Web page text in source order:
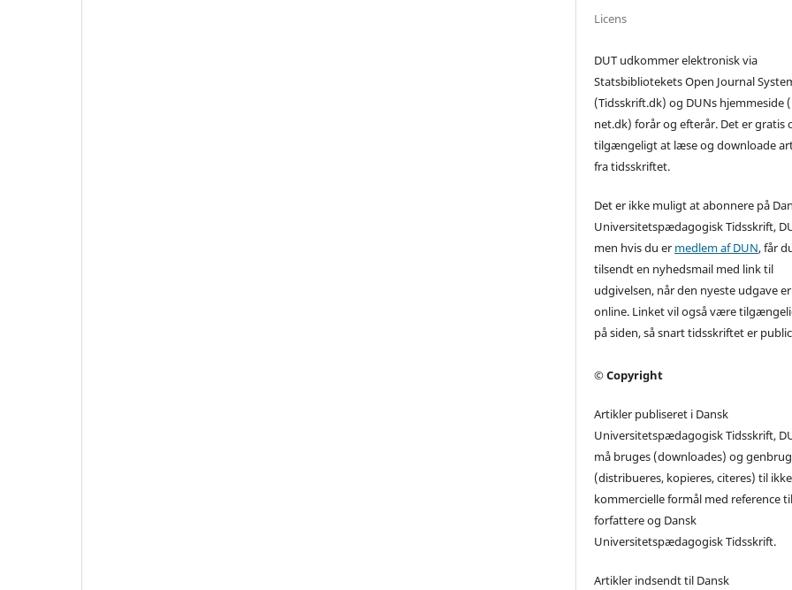
Licens
DUT udkommer elektronisk via
Statsbibliotekets Open Journal
(Tidsskrift.dk) og DUNs hjemmeside
net.dk) forår og efterår. Det er gratis
tilgængeligt at læse og downloade
fra tidsskriftet.
Det er ikke muligt at abonnere på
Universitetspædagogisk Tidsskrift,
men hvis du er medlem af DUN, får
tilsendt en nyhedsmail med link til
udgivelsen, når den nyeste udgave er
online. Linket vil også være
på siden, så snart tidsskriftet er
© Copyright
Artikler publiseret i Dansk
Universitetspædagogisk Tidsskrift,
må bruges (downloades) og
(distribueres, kopieres, citeres) til
kommercielle formål med reference til
forfattere og Dansk
Universitetspædagogisk Tidsskrift.
Artikler indsendt til Dansk